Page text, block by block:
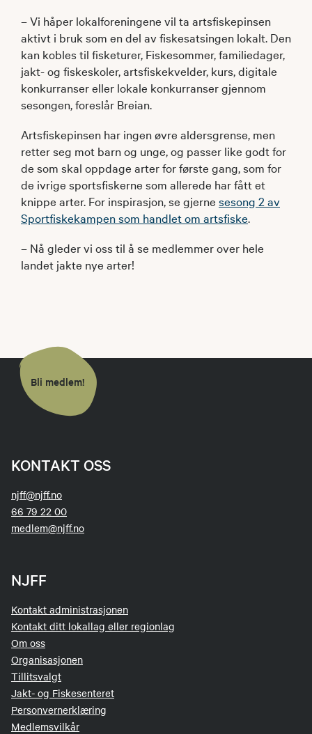
– Vi håper lokalforeningene vil ta artsfiskepinsen
aktivt i bruk som en del av fiskesatsingen lokalt. Den
kan kobles til fisketurer, Fiskesommer, familiedager,
jakt- og fiskeskoler, artsfiskekvelder, kurs, digitale
konkurranser eller lokale konkurranser gjennom
sesongen, foreslår Breian.
Artsfiskepinsen har ingen øvre aldersgrense, men
retter seg mot barn og unge, og passer like godt for
de som skal oppdage arter for første gang, som for
de ivrige sportsfiskerne som allerede har fått et
knippe arter. For inspirasjon, se gjerne sesong 2 av
Sportfiskekampen som handlet om artsfiske.
– Nå gleder vi oss til å se medlemmer over hele
landet jakte nye arter!
Bli medlem!
KONTAKT OSS
njff@njff.no
66 79 22 00
medlem@njff.no
NJFF
Kontakt administrasjonen
Kontakt ditt lokallag eller regionlag
Om oss
Organisasjonen
Tillitsvalgt
Jakt- og Fiskesenteret
Personvernerklæring
Medlemsvilkår